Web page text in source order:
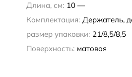
Длина, см: 10 —
Комплектация: Держатель,
размер упаковки: 21/8,5/8,5
Поверхность: матовая